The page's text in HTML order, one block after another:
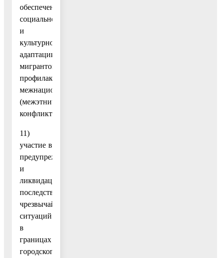
обеспечение
социальной
и
культурной
адаптации
мигрантов,
профилактику
межнациональных
(межэтнических)
конфликтов;
11)
участие в
предупреждении
и
ликвидации
последствий
чрезвычайных
ситуаций
в
границах
городского